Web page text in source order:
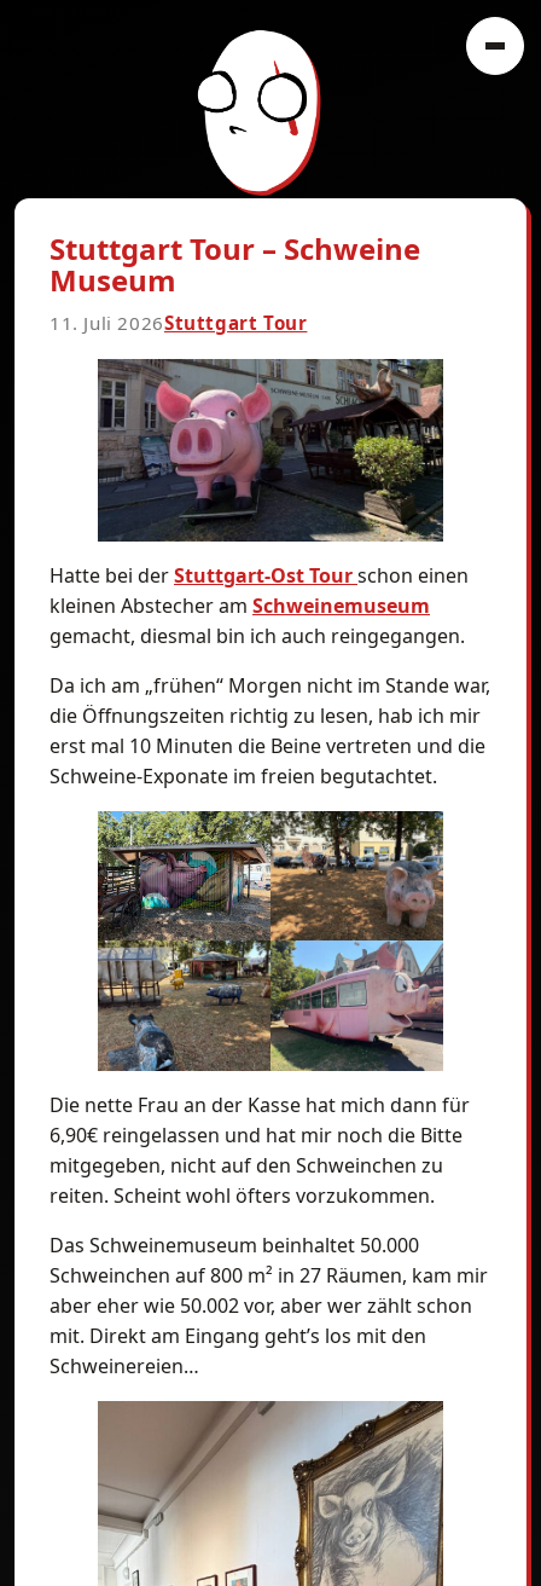
Stuttgart Tour – Schweine
Museum
11. Juli 2026Stuttgart Tour
Hatte bei derStuttgart-Ost Tourschon einen
kleinen Abstecher am Schweinemuseum
gemacht, diesmal bin ich auch reingegangen.
Da ich am „frühen“ Morgen nicht im Stande war,
die Öffnungszeiten richtig zu lesen, hab ich mir
erst mal 10 Minuten die Beine vertreten und die
Schweine-Exponate im freien begutachtet.
Die nette Frau an der Kasse hat mich dann für
6,90€ reingelassen und hat mir noch die Bitte
mitgegeben, nicht auf den Schweinchen zu
reiten. Scheint wohl öfters vorzukommen.
Das Schweinemuseum beinhaltet 50.000
Schweinchen auf 800 m² in 27 Räumen, kam mir
aber eher wie 50.002 vor, aber wer zählt schon
mit. Direkt am Eingang geht’s los mit den
Schweinereien…